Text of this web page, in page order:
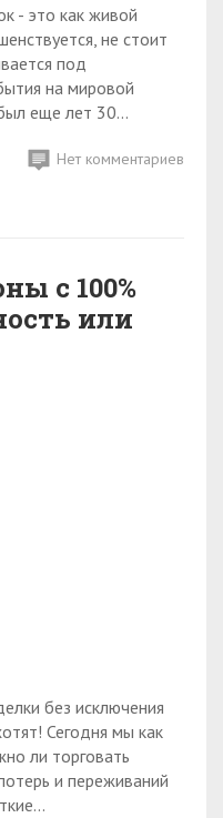
- это как живой
не стоит
под
на мировой
еще лет 30...
Нет комментариев
с 100%
или
без исключения
Сегодня мы как
ли торговать
и переживаний